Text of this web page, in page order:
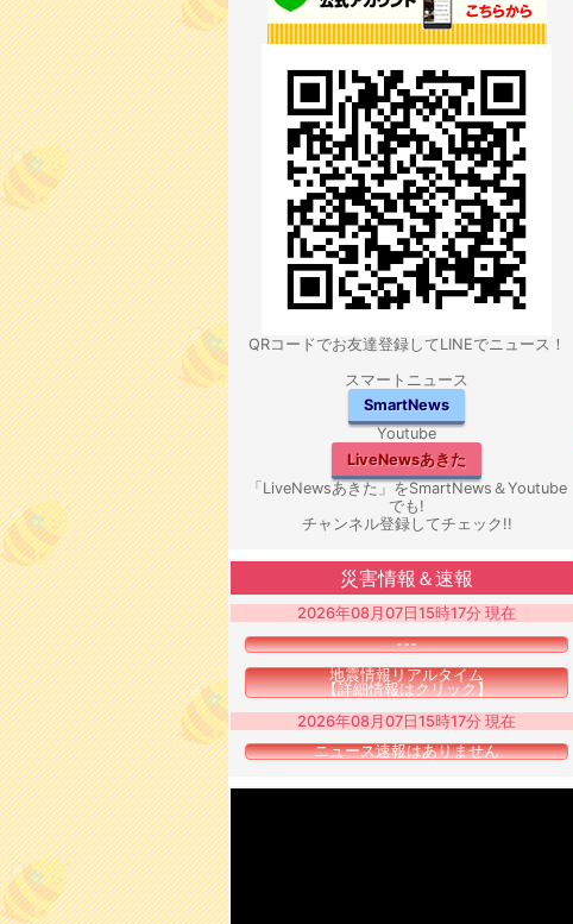
QRコードでお友達登録してLINEでニュース！
スマートニュース
SmartNews
Youtube
LiveNewsあきた
「LiveNewsあきた」をSmartNews＆Youtube
でも!
チャンネル登録してチェック!!
災害情報＆速報
2026年08月07日15時17分 現在
---
地震情報リアルタイム
【詳細情報はクリック】
2026年08月07日15時17分 現在
ニュース速報はありません